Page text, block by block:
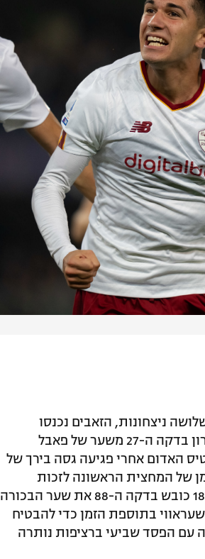
של שלושה ניצחונות, הזאבים נכנסו
לרביעייה הראשונה עם חשוב בורונה. המארחת עלתה ליתרון בדקה ה-27 משער של פאבל
האדום אחרי פגיעה גסה בירך של
של המחצית הראשונה לזכות
הקבוצה מבירת איטליה, וראה את כרסיטיאן וולפאטו בן ה-18 כובש בדקה ה-88 את שער הבכורה
בתוספת הזמן כדי להבטיח
עם הפסד שביעי ברציפות נותרה